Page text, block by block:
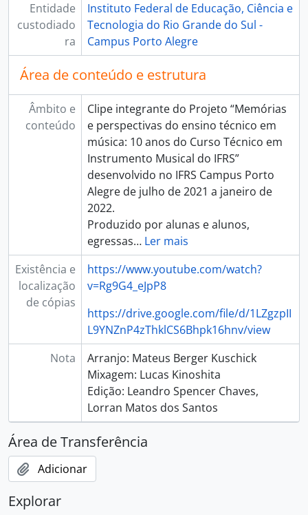
Entidade
custodiado
ra
Instituto Federal de Educação, Ciência e
Tecnologia do Rio Grande do Sul -
Campus Porto Alegre
Área de conteúdo e estrutura
Âmbito e
conteúdo
Clipe integrante do Projeto “Memórias
e perspectivas do ensino técnico em
música: 10 anos do Curso Técnico em
Instrumento Musical do IFRS”
desenvolvido no IFRS Campus Porto
Alegre de julho de 2021 a janeiro de
2022.
Produzido por alunas e alunos,
egressas… Ler mais
Existência e
localização
de cópias
https://www.youtube.com/watch?
v=Rg9G4_eJpP8
https://drive.google.com/file/d/1LZgzpII
L9YNZnP4zThklCS6Bhpk16hnv/view
Nota
Arranjo: Mateus Berger Kuschick
Mixagem: Lucas Kinoshita
Edição: Leandro Spencer Chaves,
Lorran Matos dos Santos
Área de Transferência
Adicionar
Explorar